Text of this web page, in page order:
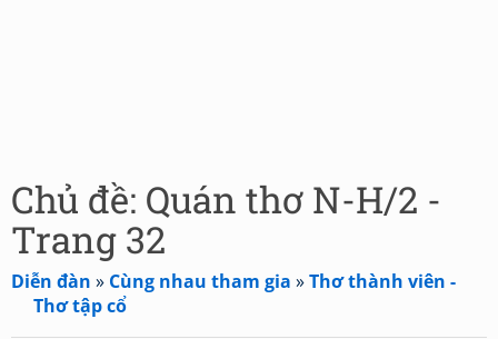
Chủ đề: Quán thơ N-H/2 -
Trang 32
Diễn đàn » Cùng nhau tham gia »Thơ thành viên -
Thơ tập cổ